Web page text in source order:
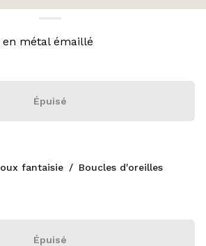
en métal émaillé
Épuisé
Épuisé
fantaisie / Boucles d'oreilles